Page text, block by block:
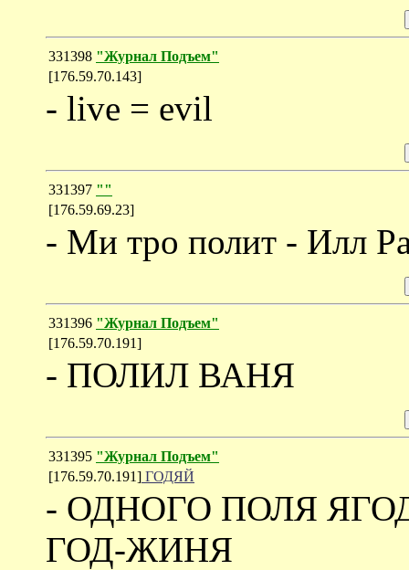
331398 "Журнал Подъем"
[176.59.70.143]
- live = evil
331397 ""
[176.59.69.23]
- Ми тро полит - Илл
331396 "Журнал Подъем"
[176.59.70.191]
- ПОЛИЛ ВАНЯ
331395 "Журнал Подъем"
[176.59.70.191] ГОДЯЙ
- ОДНОГО ПОЛЯ
ГОД-ЖИНЯ